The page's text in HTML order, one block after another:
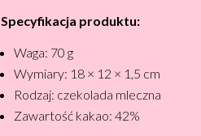
Specyfikacja produktu:
Waga: 70 g
Wymiary: 18 × 12 × 1,5 cm
Rodzaj: czekolada mleczna
Zawartość kakao: 42%